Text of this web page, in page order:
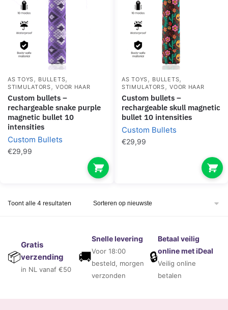
AS TOYS, BULLETS,
STIMULATORS,VOOR HAAR
custom bullets –
rechargeable snake purple
magnetic bullet 10
intensities
Custom Bullets
€29,99
AS TOYS, BULLETS,
STIMULATORS,VOOR HAAR
custom bullets –
rechargeable skull magnetic
bullet 10 intensities
Custom Bullets
€29,99
Toont alle 4 resultaten Gesorteerd
📦
Gratis
verzending
in NL vanaf €50
🚚
Snelle levering
Voor 18:00
besteld, morgen
verzonden
🔒
Betaal veilig
online met iDeal
Veilig online
betalen